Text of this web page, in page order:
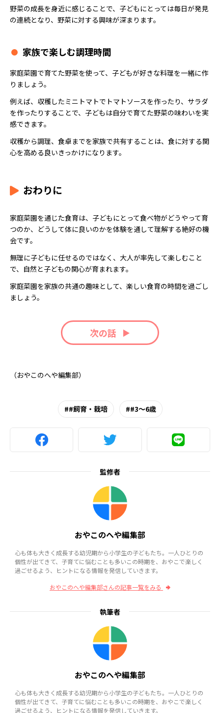
野菜の成長を身近に感じることで、子どもにとっては毎日が発見
の連続となり、野菜に対する興味が深まります。
家族で楽しむ調理時間
家庭菜園で育てた野菜を使って、子どもが好きな料理を一緒に作
りましょう。
例えば、収穫したミニトマトでトマトソースを作ったり、サラダ
を作ったりすることで、子どもは自分で育てた野菜の味わいを実
感できます。
収穫から調理、食卓までを家族で共有することは、食に対する関
心を高める良いきっかけになります。
おわりに
家庭菜園を通じた食育は、子どもにとって食べ物がどうやって育
つのか、どうして体に良いのかを体験を通して理解する絶好の機
会です。
無理に子どもに任せるのではなく、大人が率先して楽しむこと
で、自然と子どもの関心が育まれます。
家庭菜園を家族の共通の趣味として、楽しい食育の時間を過ごし
ましょう。
次の話
（おやこのへや編集部）
#飼育・栽培 #3～6歳
監修者
おやこのへや編集部
心も体も大きく成長する幼児期から小学生の子どもたち。一人ひとりの
個性が出てきて、子育てに悩むことも多いこの時期を、おやこで楽しく
過ごせるよう、ヒントになる情報を発信していきます。
おやこのへや編集部さんの記事一覧をみる
執筆者
おやこのへや編集部
心も体も大きく成長する幼児期から小学生の子どもたち。一人ひとりの
個性が出てきて、子育てに悩むことも多いこの時期を、おやこで楽しく
過ごせるよう、ヒントになる情報を発信していきます。